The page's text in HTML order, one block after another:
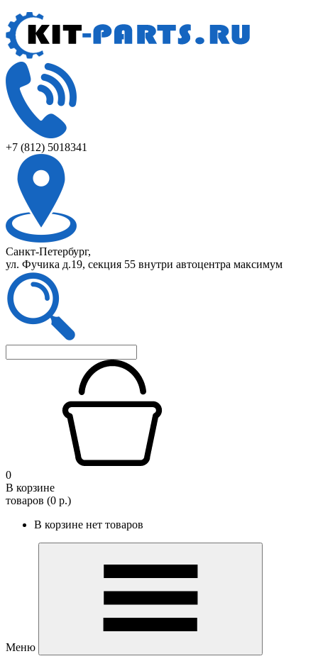
+7 (812) 5018341
Санкт-Петербург,
ул. Фучика д.19, секция 55 внутри автоцентра максимум
0
В корзине
товаров (0 р.)
В корзине нет товаров
Меню